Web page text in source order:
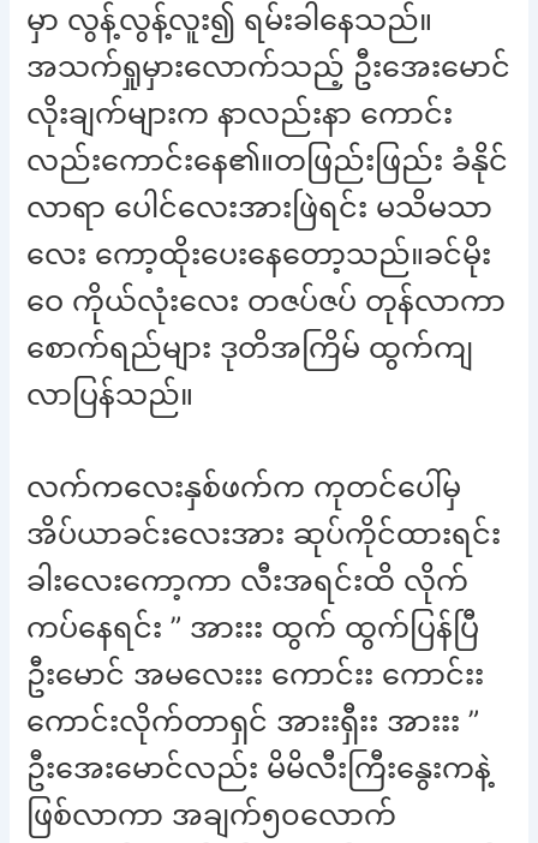
မှာ လွန့်လွန့်လူး၍ ရမ်းခါနေသည်။
အသက်ရှုမှားလောက်သည့် ဦးအေးမောင်
လိုးချက်များက နာလည်းနာ ကောင်း
လည်းကောင်းနေ၏။တဖြည်းဖြည်း ခံနိုင်
လာရာ ပေါင်လေးအားဖြဲရင်း မသိမသာ
လေး ကော့ထိုးပေးနေတော့သည်။ခင်မိုး
ဝေ ကိုယ်လုံးလေး တဇပ်ဇပ် တုန်လာကာ
စောက်ရည်များ ဒုတိအကြိမ် ထွက်ကျ
လာပြန်သည်။
လက်ကလေးနှစ်ဖက်က ကုတင်ပေါ်မှ
အိပ်ယာခင်းလေးအား ဆုပ်ကိုင်ထားရင်း
ခါးလေးကော့ကာ လီးအရင်းထိ လိုက်
ကပ်နေရင်း ” အားးး ထွက် ထွက်ပြန်ပြီ
ဦးမောင် အမလေးးး ကောင်းး ကောင်းး
ကောင်းလိုက်တာရှင် အားးရှီးး အားးး ”
ဦးအေးမောင်လည်း မိမိလီးကြီးနွေးကနဲ့
ဖြစ်လာကာ အချက်၅၀လောက်